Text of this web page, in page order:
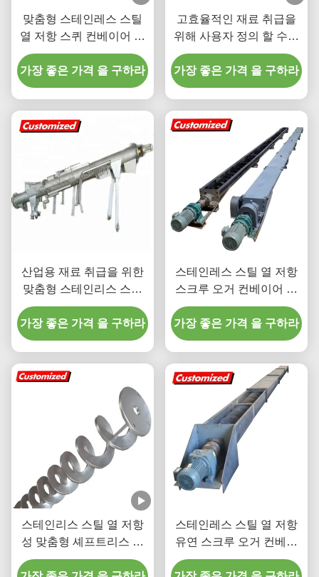
맞춤형 스테인레스 스틸
열 저항 스퀴 컨베이어 광
업 및 식품 산업용 유연한
오거 컨베이어
가장 좋은 가격 을 구하라
고효율적인 재료 취급을
위해 사용자 정의 할 수있
는 스테인리스 스틸 셰프
트리스 스크루 컨베이어
가장 좋은 가격 을 구하라
산업용 재료 취급을 위한
맞춤형 스테인리스 스틸
열 저항 스크루 오거 컨베
이어
가장 좋은 가격 을 구하라
스테인레스 스틸 열 저항
스크루 오거 컨베이어 워
크 엘리베이터 사용자 정
의 차원
가장 좋은 가격 을 구하라
스테인리스 스틸 열 저항
성 맞춤형 셰프트리스 나
선 나선 오거 컨베이어
스테인레스 스틸 열 저항
유연 스크루 오거 컨베이
어